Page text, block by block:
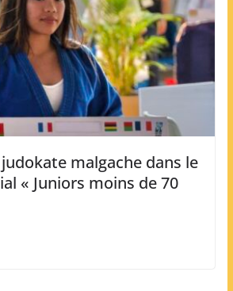
malgache dans le
« Juniors moins de 70